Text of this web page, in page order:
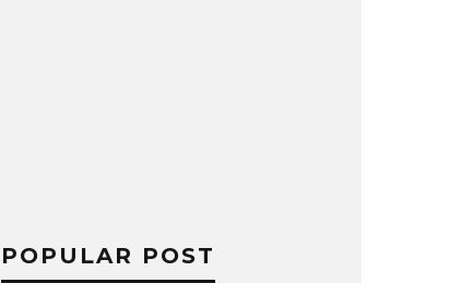
POPULAR POST